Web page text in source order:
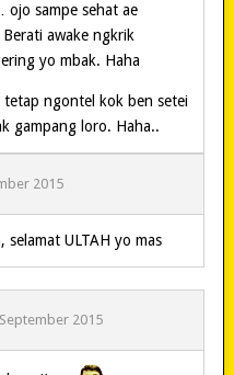
ojo sampe sehat ae
awake ngkrik
yo mbak. Haha
tetap ngontel kok ben setei
gampang loro. Haha..
2015
selamat ULTAH yo mas
2015